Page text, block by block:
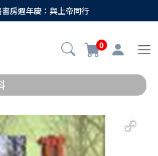
房週年慶：與上帝同行
0